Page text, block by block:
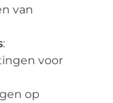
van
:
voor
op